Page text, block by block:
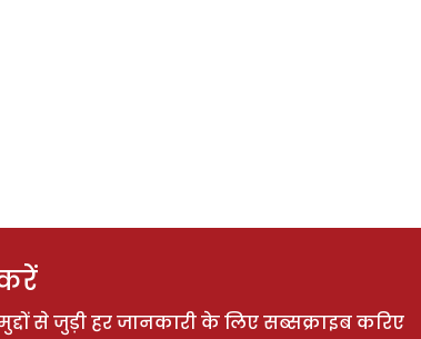
से जुड़ी हर जानकारी के लिए सब्सक्राइब करिए